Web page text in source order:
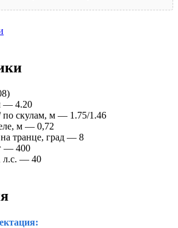
— 4.20
скулам, м — 1.75/1.46
м — 0,72
транце, град — 8
— 400
л.с. — 40